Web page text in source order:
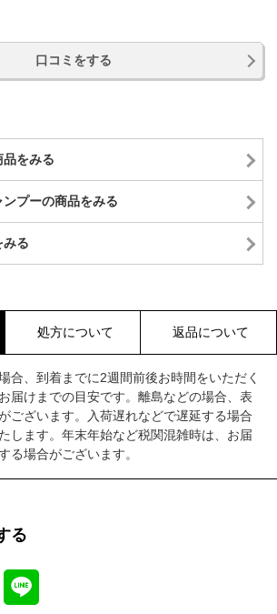
口コミをする
品をみる
プーの商品をみる
みる
処方について 返品について
合、到着までに2週間前後お時間をいただく
届けまでの目安です。離島などの場合、表
ございます。入荷遅れなどで遅延する場合
します。年末年始など税関混雑時は、お届
る場合がございます。
る